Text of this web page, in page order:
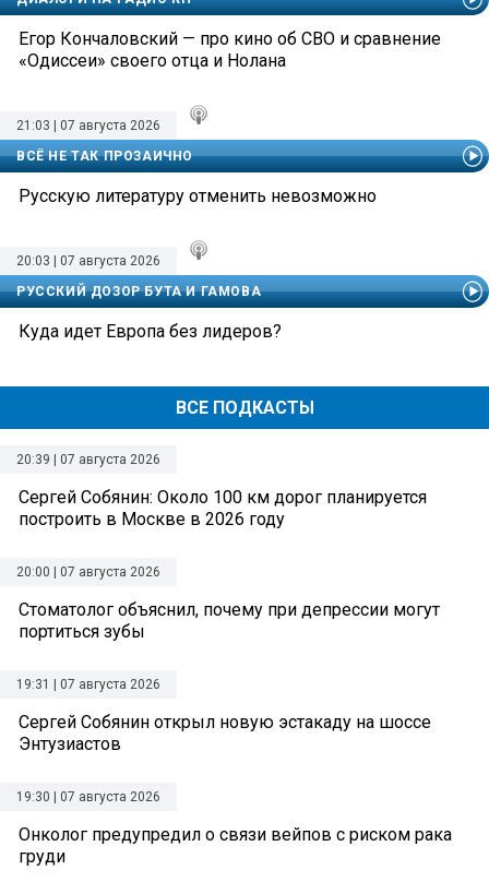
ВСЕ ПОДКАСТЫ
Егор Кончаловский — про кино об СВО и сравнение
«Одиссеи» своего отца и Нолана
21:03 | 07 августа 2026
ВСЁ НЕ ТАК ПРОЗАИЧНО
Русскую литературу отменить невозможно
20:03 | 07 августа 2026
РУССКИЙ ДОЗОР БУТА И ГАМОВА
Куда идет Европа без лидеров?
20:39 | 07 августа 2026
Сергей Собянин: Около 100 км дорог планируется
построить в Москве в 2026 году
20:00 | 07 августа 2026
Стоматолог объяснил, почему при депрессии могут
портиться зубы
19:31 | 07 августа 2026
Сергей Собянин открыл новую эстакаду на шоссе
Энтузиастов
19:30 | 07 августа 2026
Онколог предупредил о связи вейпов с риском рака
груди